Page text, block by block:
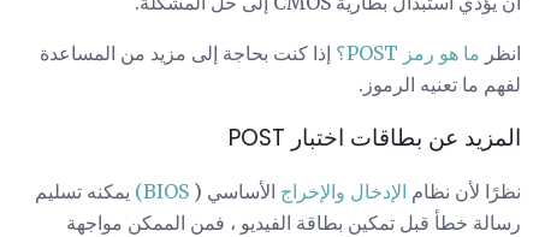
انظر ما هو رمز POST؟
إذا كنت بحاجة إلى مزيد من المساعدة
لفهم ما تعنيه الرموز.
المزيد عن بطاقات اختبار POST
نظرًا لأن نظام الإدخال والإخراج الأساسي ( BIOS) يمكنه تسليم
رسالة خطأ قبل تمكين بطاقة الفيديو ، فمن الممكن مواجهة